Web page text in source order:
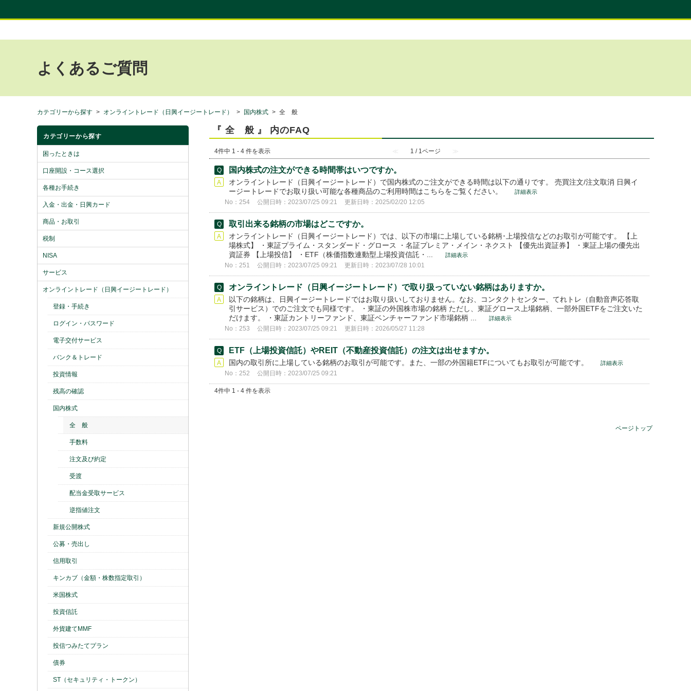
よくあるご質問
カテゴリーから探す > オンライントレード（日興イージートレード） > 国内株式 > 全 般
カテゴリーから探す
困ったときは
口座開設・コース選択
各種お手続き
入金・出金・日興カード
商品・お取引
税制
NISA
サービス
オンライントレード（日興イージートレード）
登録・手続き
ログイン・パスワード
電子交付サービス
バンク＆トレード
投資情報
残高の確認
国内株式
全 般
手数料
注文及び約定
受渡
配当金受取サービス
逆指値注文
新規公開株式
公募・売出し
信用取引
キンカブ（金額・株数指定取引）
米国株式
投資信託
外貨建てMMF
投信つみたてプラン
債券
ST（セキュリティ・トークン）
『 全 般 』 内のFAQ
4件中 1 - 4 件を表示 ≪ 1 / 1ページ ≫
国内株式の注文ができる時間帯はいつですか。
オンライントレード（日興イージートレード）で国内株式のご注文ができる時間は以下の通りです。 売買注文/注文取消 日興イ
ージートレードでお取り扱い可能な各種商品のご利用時間はこちらをご覧ください。
詳細表示
No：254 公開日時：2023/07/25 09:21 更新日時：2025/02/20 12:05
取引出来る銘柄の市場はどこですか。
オンライントレード（日興イージートレード）では、以下の市場に上場している銘柄･上場投信などのお取引が可能です。 【上
場株式】 ・東証プライム・スタンダード・グロース ・名証プレミア・メイン・ネクスト 【優先出資証券】 ・東証上場の優先出
資証券 【上場投信】 ・ETF（株価指数連動型上場投資信託・...
詳細表示
No：251 公開日時：2023/07/25 09:21 更新日時：2023/07/28 10:01
オンライントレード（日興イージートレード）で取り扱っていない銘柄はありますか。
以下の銘柄は、日興イージートレードではお取り扱いしておりません。なお、コンタクトセンター、てれトレ（自動音声応答取
引サービス）でのご注文でも同様です。 ・東証の外国株市場の銘柄 ただし、東証グロース上場銘柄、一部外国ETFをご注文いた
だけます。 ・東証カントリーファンド、東証ベンチャーファンド市場銘柄 ...
詳細表示
No：253 公開日時：2023/07/25 09:21 更新日時：2026/05/27 11:28
ETF（上場投資信託）やREIT（不動産投資信託）の注文は出せますか。
国内の取引所に上場している銘柄のお取引が可能です。また、一部の外国籍ETFについてもお取引が可能です。 詳細表示
No：252 公開日時：2023/07/25 09:21
4件中 1 - 4 件を表示
ページトップ